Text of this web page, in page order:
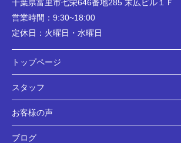
千葉県富里市七栄646番地285 末広ビル１Ｆ
営業時間： 9:30~18:00
定休日： 火曜日・水曜日
トップページ
スタッフ
お客様の声
ブログ